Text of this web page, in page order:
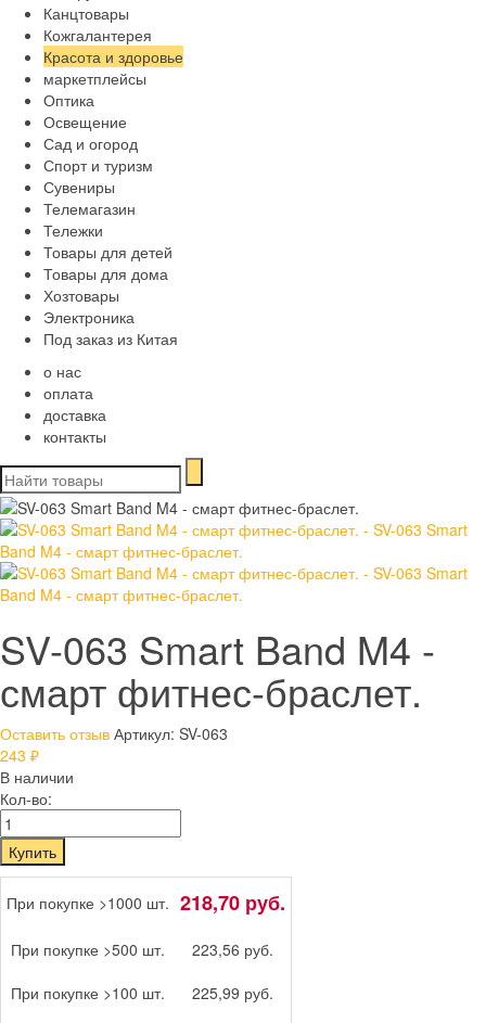
Канцтовары
Кожгалантерея
Красота и здоровье
маркетплейсы
Оптика
Освещение
Сад и огород
Спорт и туризм
Сувениры
Телемагазин
Тележки
Товары для детей
Товары для дома
Хозтовары
Электроника
Под заказ из Китая
о нас
оплата
доставка
контакты
SV-063 Smart Band M4 -
смарт фитнес-браслет.
Оставить отзыв Артикул: SV-063
243 ₽
В наличии
Кол-во:
При покупке >1000 шт. 218,70 руб.
При покупке >500 шт.
223,56 руб.
При покупке >100 шт.
225,99 руб.